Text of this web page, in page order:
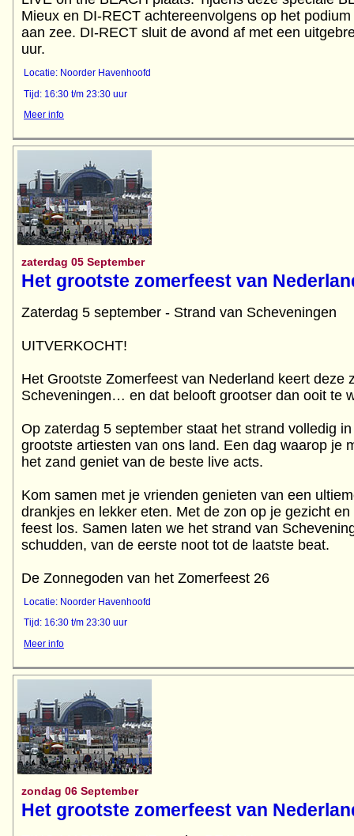
Mieux en DI-RECT achtereenvolgens op het
aan zee. DI-RECT sluit de avond af met een
uur.
Locatie: Noorder Havenhoofd
Tijd: 16:30 t/m 23:30 uur
Meer info
zaterdag 05 September
Het grootste zomerfeest van
Zaterdag 5 september - Strand van Scheveningen
UITVERKOCHT!
Het Grootste Zomerfeest van Nederland keert deze
Scheveningen… en dat belooft grootser dan ooit te
Op zaterdag 5 september staat het strand volledig
grootste artiesten van ons land. Een dag waarop je
het zand geniet van de beste live acts.
Kom samen met je vrienden genieten van een
drankjes en lekker eten. Met de zon op je gezicht
feest los. Samen laten we het strand van
schudden, van de eerste noot tot de laatste beat.
De Zonnegoden van het Zomerfeest 26
Locatie: Noorder Havenhoofd
Tijd: 16:30 t/m 23:30 uur
Meer info
zondag 06 September
Het grootste zomerfeest van